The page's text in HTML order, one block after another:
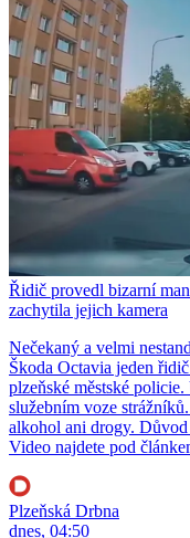
Řidič provedl bizarní
zachytila jejich kamera
Nečekaný a velmi
Škoda Octavia jeden
plzeňské městské
služebním voze
alkohol ani drogy.
Video najdete pod
Plzeňská Drbna
dnes, 04:50